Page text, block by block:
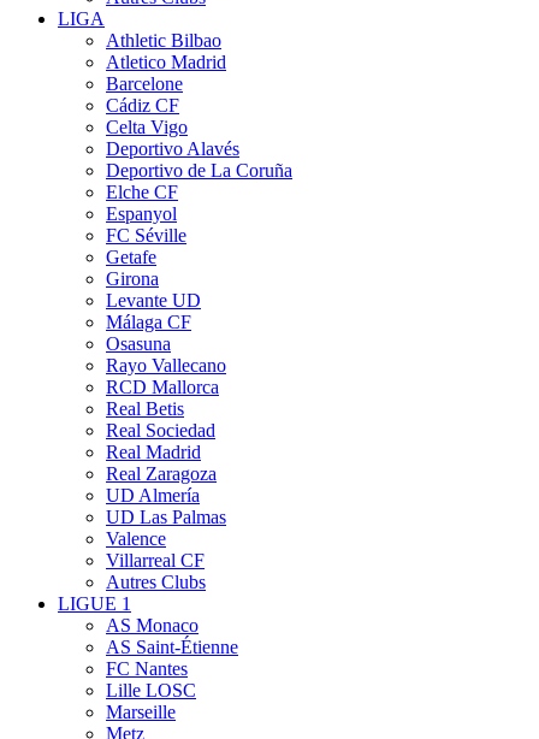
LIGA
Athletic Bilbao
Atletico Madrid
Barcelone
Cádiz CF
Celta Vigo
Deportivo Alavés
Deportivo de La Coruña
Elche CF
Espanyol
FC Séville
Getafe
Girona
Levante UD
Málaga CF
Osasuna
Rayo Vallecano
RCD Mallorca
Real Betis
Real Sociedad
Real Madrid
Real Zaragoza
UD Almería
UD Las Palmas
Valence
Villarreal CF
Autres Clubs
LIGUE 1
AS Monaco
AS Saint-Étienne
FC Nantes
Lille LOSC
Marseille
Metz